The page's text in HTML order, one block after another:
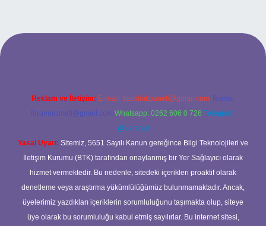
bahis sitesi
Reklam ve İletişim: E-mail: backlinkpaneli@gmail.com Teams:
forumhizmeti@gmail.com Whatsapp: 0262 606 0 726 Telegram:
@karabul
Yasal Uyarı: Sitemiz, 5651 Sayılı Kanun gereğince Bilgi Teknolojileri ve
İletişim Kurumu (BTK) tarafından onaylanmış bir Yer Sağlayıcı olarak
hizmet vermektedir. Bu nedenle, sitedeki içerikleri proaktif olarak
denetleme veya araştırma yükümlülüğümüz bulunmamaktadır. Ancak,
üyelerimiz yazdıkları içeriklerin sorumluluğunu taşımakta olup, siteye
üye olarak bu sorumluluğu kabul etmiş sayılırlar. Bu internet sitesi,